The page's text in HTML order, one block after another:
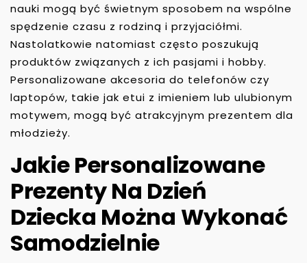
nauki mogą być świetnym sposobem na wspólne
spędzenie czasu z rodziną i przyjaciółmi.
Nastolatkowie natomiast często poszukują
produktów związanych z ich pasjami i hobby.
Personalizowane akcesoria do telefonów czy
laptopów, takie jak etui z imieniem lub ulubionym
motywem, mogą być atrakcyjnym prezentem dla
młodzieży.
Jakie Personalizowane
Prezenty Na Dzień
Dziecka Można Wykonać
Samodzielnie